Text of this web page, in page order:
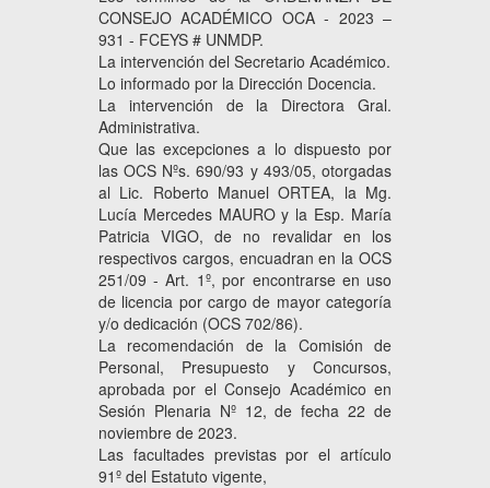
CONSEJO ACADÉMICO OCA - 2023 –
931 - FCEYS # UNMDP.
La intervención del Secretario Académico.
Lo informado por la Dirección Docencia.
La intervención de la Directora Gral.
Administrativa.
Que las excepciones a lo dispuesto por
las OCS Nºs. 690/93 y 493/05, otorgadas
al Lic. Roberto Manuel ORTEA, la Mg.
Lucía Mercedes MAURO y la Esp. María
Patricia VIGO, de no revalidar en los
respectivos cargos, encuadran en la OCS
251/09 - Art. 1º, por encontrarse en uso
de licencia por cargo de mayor categoría
y/o dedicación (OCS 702/86).
La recomendación de la Comisión de
Personal, Presupuesto y Concursos,
aprobada por el Consejo Académico en
Sesión Plenaria Nº 12, de fecha 22 de
noviembre de 2023.
Las facultades previstas por el artículo
91º del Estatuto vigente,